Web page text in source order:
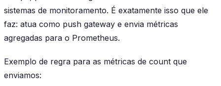
sistemas de monitoramento. É exatamente isso que ele
faz: atua como push gateway e envia métricas
agregadas para o Prometheus.
Exemplo de regra para as métricas de count que
enviamos: